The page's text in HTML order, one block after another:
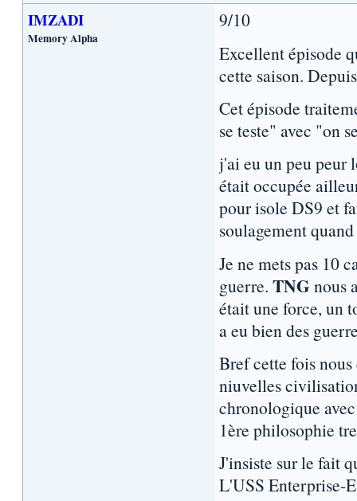
IMZADI
Memory Alpha
9/10
Excellent épisode
cette saison.
Cet épisode
se teste" avec "on
j'ai eu un peu peur
était occupée
pour isole DS9 et
soulagement
Je ne mets pas 10
guerre. TNGnous
était une force, un
a eu bien des
Bref cette fois
niuvelles
chronologique
1ère philosophie
J'insiste sur le fait
L'USS Enterprise-